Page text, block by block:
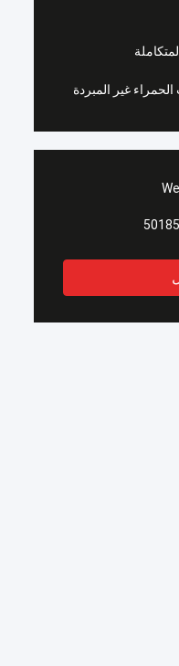
غير المبردة